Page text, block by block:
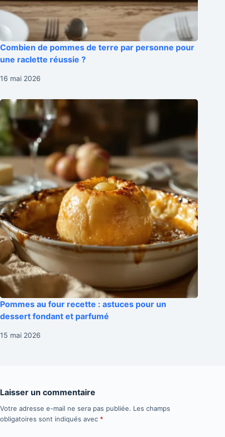
Combien de pommes de terre par personne pour
une raclette réussie ?
16 mai 2026
Pommes au four recette : astuces pour un
dessert fondant et parfumé
15 mai 2026
Laisser un commentaire
Votre adresse e-mail ne sera pas publiée. Les champs
obligatoires sont indiqués avec *